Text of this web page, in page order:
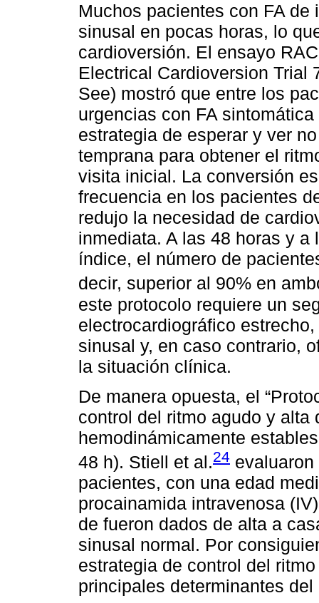
Muchos pacientes con FA
sinusal en pocas horas, lo
cardioversión. El ensayo
Electrical Cardioversion Trial
See) mostró que entre los
urgencias con FA
estrategia de esperar y ver
temprana para obtener el
visita inicial. La conversión
frecuencia en los pacientes
redujo la necesidad de
inmediata. A las 48 horas y
índice, el número de
decir, superior al 90% en
este protocolo requiere un
electrocardiográfico
sinusal y, en caso contrario,
la situación clínica.
De manera opuesta, el
control del ritmo agudo y
hemodinámicamente
48 h). Stiell et al.24
pacientes, con una edad
procainamida intravenosa
de fueron dados de alta a
sinusal normal. Por
estrategia de control del
principales determinantes del